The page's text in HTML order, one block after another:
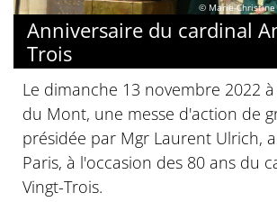
© Marie-
Anniversaire du cardinal
Trois
Le dimanche 13 novembre 2022
du Mont, une messe d'action de
présidée par Mgr Laurent Ulrich,
Paris, à l'occasion des 80 ans du
Vingt-Trois.